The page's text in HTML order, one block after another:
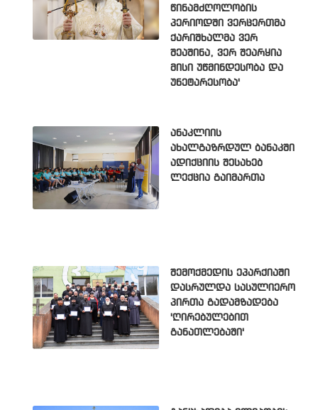
წინამძღოლობის
პერიოდში ვერცერთმა
ქარიშხალმა ვერ
შეაშინა, ვერ შეარყია
მისი უწმინდესობა და
უნეტარესობა'
ანაკლიის
ახალგაზრდულ ბანაკში
ადიქციის შესახებ
ლექცია გაიმართა
შემოქმედის ეპარქიაში
დასრულდა სასულიერო
პირთა გადამზადება
'ღირებულებით
განათლებაში'